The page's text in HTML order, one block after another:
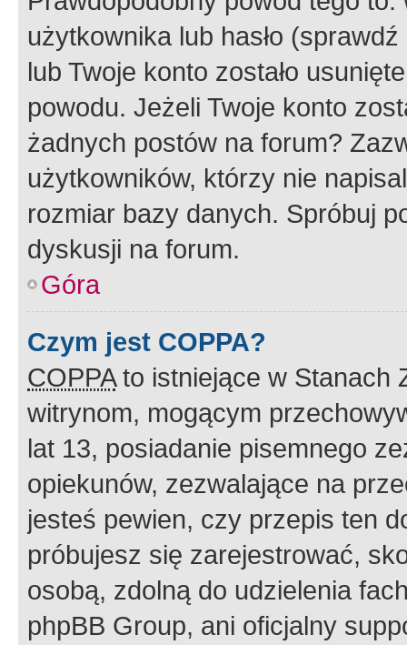
użytkownika lub hasło
lub Twoje konto zostało
powodu. Jeżeli Twoje konto
żadnych postów na forum?
użytkowników, którzy nie
rozmiar bazy danych. Spróbuj
dyskusji na forum.
Góra
Czym jest COPPA?
COPPAto istniejące w Stanach
witrynom, mogącym
lat 13, posiadanie pisemnego
opiekunów, zezwalające na
jesteś pewien, czy przepis ten
próbujesz się zarejestrować,
osobą, zdolną do udzielenia
phpBB Group, ani oficjalny